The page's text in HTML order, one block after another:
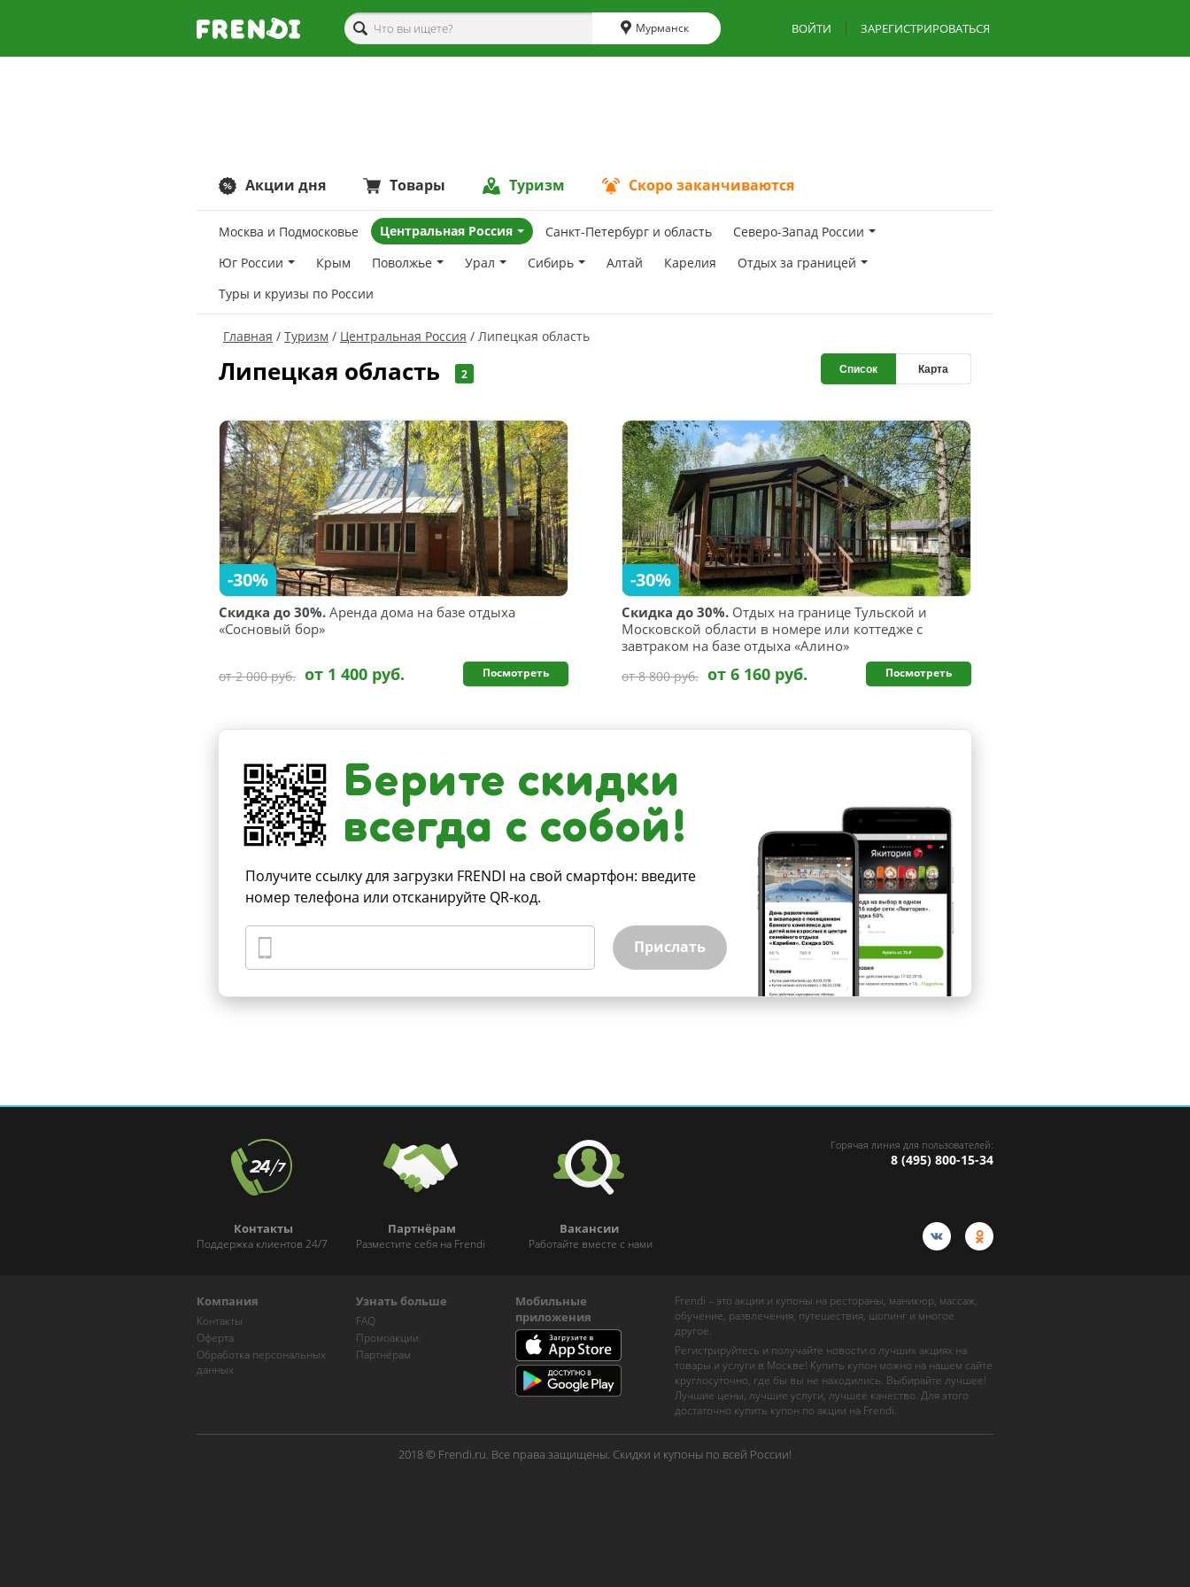
Мурманск ВОЙТИ ЗАРЕГИСТРИРОВАТЬСЯ
Акции дня Товары Туризм Скоро заканчиваются
Москва и Подмосковье Центральная Россия Санкт-Петербург и область
Северо-Запад России
Юг России
Крым Поволжье Урал Сибирь Алтай Карелия
Отдых за границей
Туры и круизы по России
Главная Туризм Центральная Россия Липецкая область
Липецкая область 2 Список Карта
Скидка до 30%. Аренда дома на базе отдыха
«Сосновый бор»
-30%
от 2 000 руб. от 1 400 руб. Посмотреть
Скидка до 30%. Отдых на границе Тульской и
Московской области в номере или коттедже с
завтраком на базе отдыха «Алино»
-30%
от 8 800 руб. от 6 160 руб. Посмотреть
Берите скидки
всегда с собой!
Получите ссылку для загрузки FRENDI на свой смартфон: введите
номер телефона или отсканируйте QR-код.
Прислать
Контакты
Поддержка клиентов 24/7
Партнёрам
Разместите себя на Frendi
Вакансии
Работайте вместе с нами
Горячая линия для пользователей:
8 (495) 800-15-34
Компания
Контакты
Оферта
Обработка персональных
данных
Узнать больше
FAQ
Промоакции
Партнёрам
Мобильные
приложения
Frendi – это акции и купоны на рестораны, маникюр, массаж,
обучение, развлечения, путешествия, шопинг и многое
другое.
Регистрируйтесь и получайте новости о лучших акциях на
товары и услуги в Москве! Купить купон можно на нашем сайте
круглосуточно, где бы вы не находились. Выбирайте лучшее!
Лучшие цены, лучшие услуги, лучшее качество. Для этого
достаточно купить купон по акции на Frendi.
2018 © Frendi.ru. Все права защищены. Скидки и купоны по всей России!